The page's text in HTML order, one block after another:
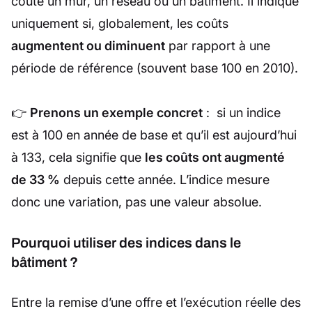
uniquement si, globalement, les coûts
augmentent ou diminuent par rapport à une
période de référence (souvent base 100 en 2010).
👉 Prenons un exemple concret : si un indice
est à 100 en année de base et qu’il est aujourd’hui
à 133, cela signifie que les coûts ont augmenté
de 33 % depuis cette année. L’indice mesure
donc une variation, pas une valeur absolue.
Pourquoi utiliser des indices dans le
bâtiment ?
Entre la remise d’une offre et l’exécution réelle des